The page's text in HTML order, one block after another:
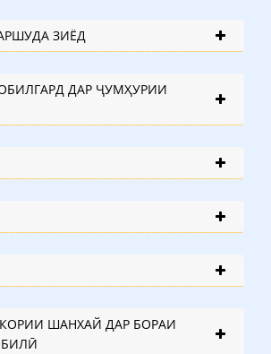
ЗИЁД
ДАР ҶУМҲУРИИ
ШАНХАЙ ДАР БОРАИ